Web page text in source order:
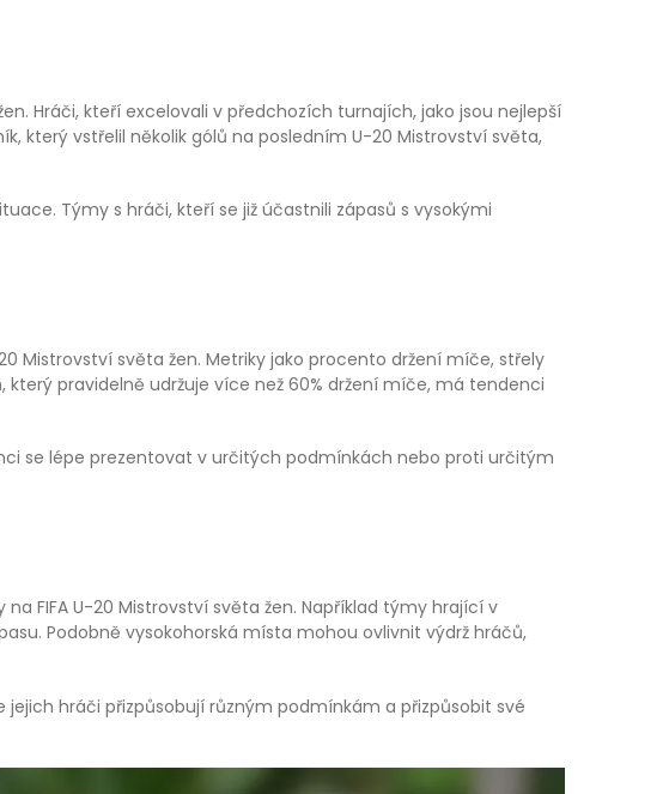
Hráči, kteří excelovali v předchozích turnajích, jako jsou nejlepší
který vstřelil několik gólů na posledním U-20 Mistrovství světa,
Týmy s hráči, kteří se již účastnili zápasů s vysokými
Mistrovství světa žen. Metriky jako procento držení míče, střely
pravidelně udržuje více než 60% držení míče, má tendenci
se lépe prezentovat v určitých podmínkách nebo proti určitým
FIFA U-20 Mistrovství světa žen. Například týmy hrající v
Podobně vysokohorská místa mohou ovlivnit výdrž hráčů,
hráči přizpůsobují různým podmínkám a přizpůsobit své